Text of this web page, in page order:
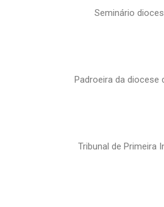
Seminário
Padroeira da diocese
Tribunal de Primeira